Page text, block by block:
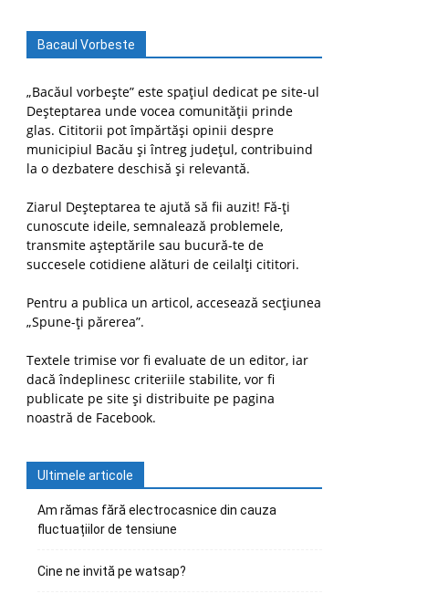
Bacaul Vorbeste
„Bacăul vorbește” este spațiul dedicat pe site-ul
Deșteptarea unde vocea comunității prinde
glas. Cititorii pot împărtăși opinii despre
municipiul Bacău și întreg județul, contribuind
la o dezbatere deschisă și relevantă.
Ziarul Deșteptarea te ajută să fii auzit! Fă-ți
cunoscute ideile, semnalează problemele,
transmite așteptările sau bucură-te de
succesele cotidiene alături de ceilalți cititori.
Pentru a publica un articol, accesează secțiunea
„Spune-ți părerea”.
Textele trimise vor fi evaluate de un editor, iar
dacă îndeplinesc criteriile stabilite, vor fi
publicate pe site și distribuite pe pagina
noastră de Facebook.
Ultimele articole
Am rămas fără electrocasnice din cauza
fluctuațiilor de tensiune
Cine ne invită pe watsap?